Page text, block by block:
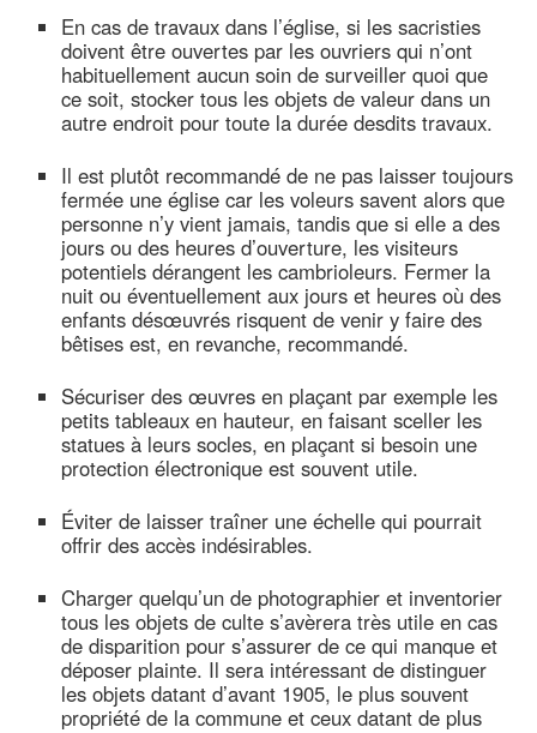
En cas de travaux dans l’église, si les sacristies
doivent être ouvertes par les ouvriers qui n’ont
habituellement aucun soin de surveiller quoi que
ce soit, stocker tous les objets de valeur dans un
autre endroit pour toute la durée desdits travaux.
Il est plutôt recommandé de ne pas laisser toujours
fermée une église car les voleurs savent alors que
personne n’y vient jamais, tandis que si elle a des
jours ou des heures d’ouverture, les visiteurs
potentiels dérangent les cambrioleurs. Fermer la
nuit ou éventuellement aux jours et heures où des
enfants désœuvrés risquent de venir y faire des
bêtises est, en revanche, recommandé.
Sécuriser des œuvres en plaçant par exemple les
petits tableaux en hauteur, en faisant sceller les
statues à leurs socles, en plaçant si besoin une
protection électronique est souvent utile.
Éviter de laisser traîner une échelle qui pourrait
offrir des accès indésirables.
Charger quelqu’un de photographier et inventorier
tous les objets de culte s’avèrera très utile en cas
de disparition pour s’assurer de ce qui manque et
déposer plainte. Il sera intéressant de distinguer
les objets datant d’avant 1905, le plus souvent
propriété de la commune et ceux datant de plus